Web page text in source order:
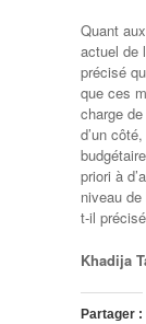
Quant
actuel de
précisé
que ces
charge
d’un
priori à
niveau
t-il
Khadija
Partager :